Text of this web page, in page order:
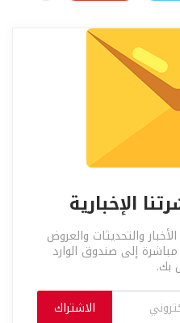
الإخبارية
والتحديثات والعروض
إلى صندوق الوارد
بك.
الاشتراك